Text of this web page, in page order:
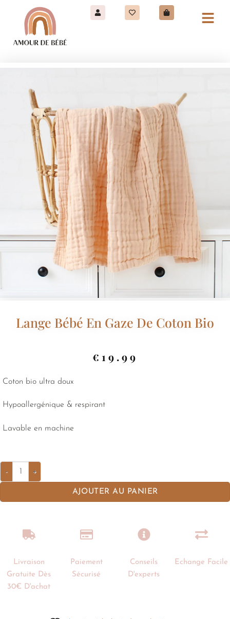
Lange Bébé En Gaze De Coton Bio
€ 19.99
Coton bio ultra doux
Hypoallergénique & respirant
Lavable en machine
AJOUTER AU PANIER
Livraison
Gratuite Dès
30€ D'achat
Paiement
Sécurisé
Conseils
D'experts
Echange Facile